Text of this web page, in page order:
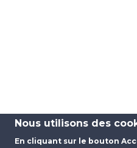
Nous utilisons des
En cliquant sur le bouton